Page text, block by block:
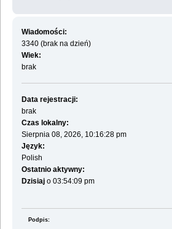
Wiadomości:
3340 (brak na dzień)
Wiek:
brak
Data rejestracji:
brak
Czas lokalny:
Sierpnia 08, 2026, 10:16:28 pm
Język:
Polish
Ostatnio aktywny:
Dzisiajo 03:54:09 pm
Podpis: